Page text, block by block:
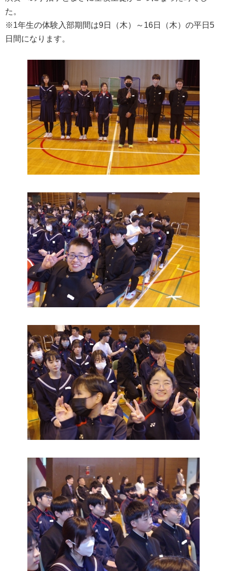
た。
※1年生の体験入部期間は9日（木）～16日（木）の平日5
日間になります。